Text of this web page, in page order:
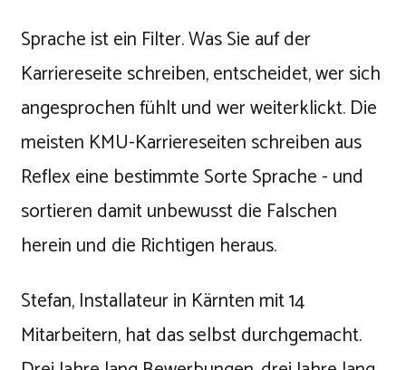
Sprache ist ein Filter. Was Sie auf der
Karriereseite schreiben, entscheidet, wer sich
angesprochen fühlt und wer weiterklickt. Die
meisten KMU-Karriereseiten schreiben aus
Reflex eine bestimmte Sorte Sprache - und
sortieren damit unbewusst die Falschen
herein und die Richtigen heraus.
Stefan, Installateur in Kärnten mit 14
Mitarbeitern, hat das selbst durchgemacht.